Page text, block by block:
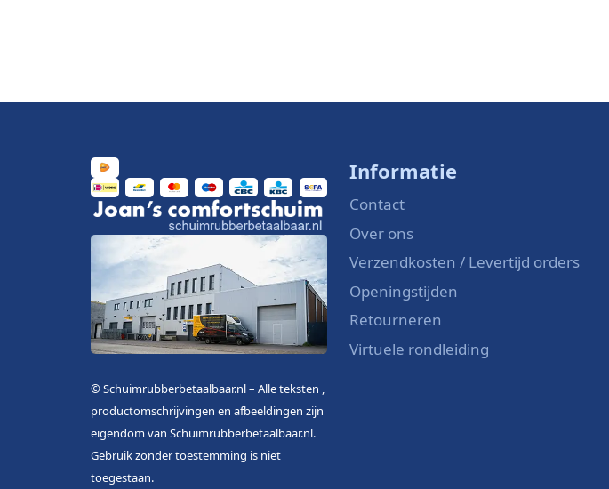
© Schuimrubberbetaalbaar.nl – Alle teksten ,
productomschrijvingen en afbeeldingen zijn
eigendom van Schuimrubberbetaalbaar.nl.
Gebruik zonder toestemming is niet
toegestaan.
Informatie
Contact
Over ons
Verzendkosten / Levertijd orders
Openingstijden
Retourneren
Virtuele rondleiding